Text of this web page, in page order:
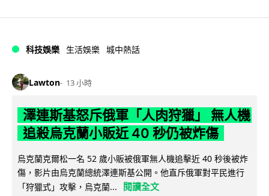
科技娛樂 生活娛樂 城中熱話
Lawton 13 小時
澤連斯基怒斥俄軍「人肉狩獵」 無人機
追殺烏克蘭小販近 40 秒仍被炸傷
烏克蘭克爾松一名 52 歲小販被俄軍無人機追擊近 40 秒後被炸
傷，影片由烏克蘭總統澤連斯基公開。他直斥俄軍對平民進行
「狩獵式」攻擊，烏克蘭...
閱讀全文